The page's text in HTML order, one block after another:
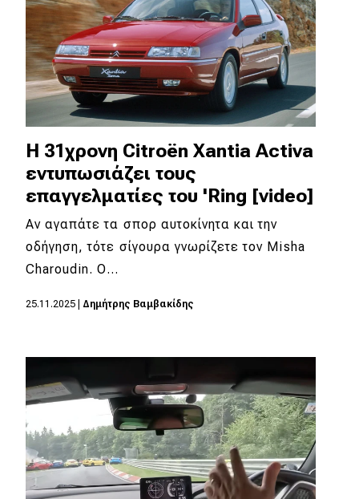
Η 31χρονη Citroën Xantia Activa
εντυπωσιάζει τους
επαγγελματίες του 'Ring [video]
Αν αγαπάτε τα σπορ αυτοκίνητα και την
οδήγηση, τότε σίγουρα γνωρίζετε τον Misha
Charoudin. Ο…
25.11.2025 Δημήτρης Βαμβακίδης